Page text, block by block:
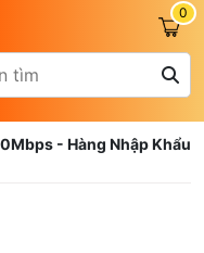
0
- Hàng Nhập Khẩu